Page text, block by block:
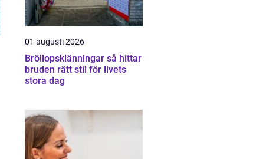
01 augusti 2026
Bröllopsklänningar så hittar
bruden rätt stil för livets
stora dag